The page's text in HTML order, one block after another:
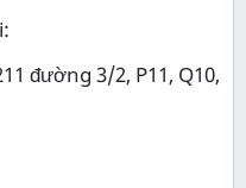
đường 3/2, P11, Q10,